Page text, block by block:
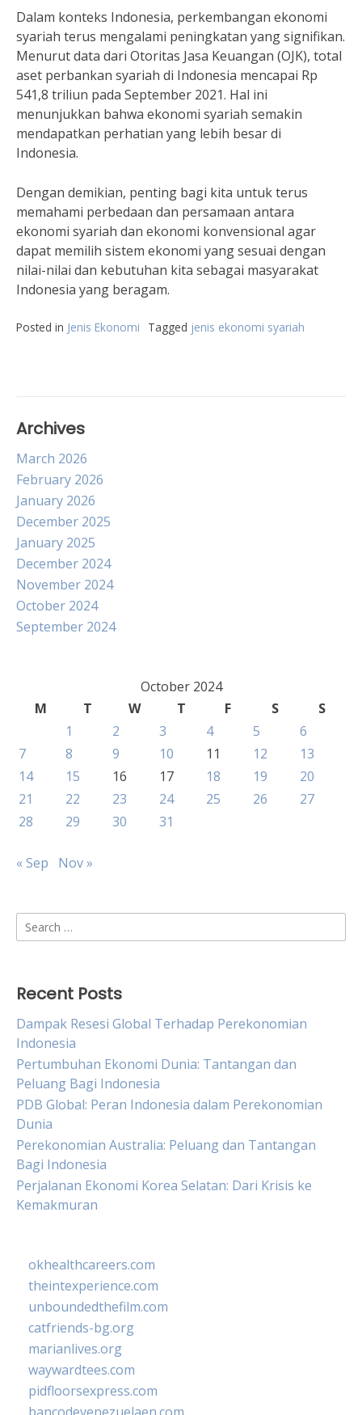
Dalam konteks Indonesia, perkembangan ekonomi
syariah terus mengalami peningkatan yang signifikan.
Menurut data dari Otoritas Jasa Keuangan (OJK), total
aset perbankan syariah di Indonesia mencapai Rp
541,8 triliun pada September 2021. Hal ini
menunjukkan bahwa ekonomi syariah semakin
mendapatkan perhatian yang lebih besar di
Indonesia.
Dengan demikian, penting bagi kita untuk terus
memahami perbedaan dan persamaan antara
ekonomi syariah dan ekonomi konvensional agar
dapat memilih sistem ekonomi yang sesuai dengan
nilai-nilai dan kebutuhan kita sebagai masyarakat
Indonesia yang beragam.
Posted in Jenis Ekonomi Tagged jenis ekonomi syariah
Archives
March 2026
February 2026
January 2026
December 2025
January 2025
December 2024
November 2024
October 2024
September 2024
October 2024
M
T W T F S
S
1
2 3 4 5
6
7
8 9 10 11 12
13
14
15 16 17 18 19
20
21
22 23 24 25 26
27
28
29 30 31
« Sep Nov »
Search
for:
Recent Posts
Dampak Resesi Global Terhadap Perekonomian
Indonesia
Pertumbuhan Ekonomi Dunia: Tantangan dan
Peluang Bagi Indonesia
PDB Global: Peran Indonesia dalam Perekonomian
Dunia
Perekonomian Australia: Peluang dan Tantangan
Bagi Indonesia
Perjalanan Ekonomi Korea Selatan: Dari Krisis ke
Kemakmuran
okhealthcareers.com
theintexperience.com
unboundedthefilm.com
catfriends-bg.org
marianlives.org
waywardtees.com
pidfloorsexpress.com